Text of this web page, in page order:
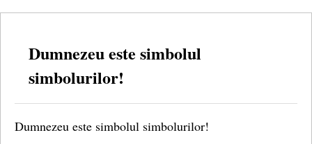
Dumnezeu este simbolul
simbolurilor!
Dumnezeu este simbolul simbolurilor!